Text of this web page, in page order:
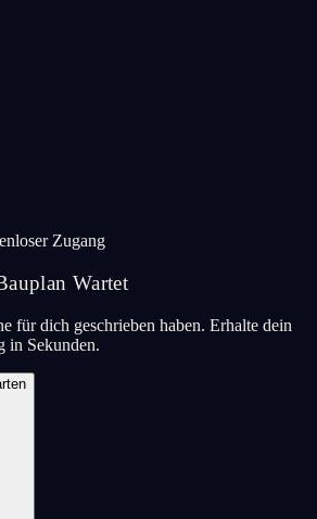
Zugang
Wartet
für dich geschrieben haben. Erhalte dein
in Sekunden.